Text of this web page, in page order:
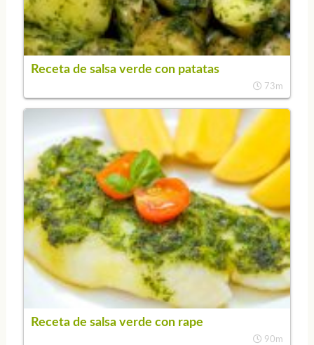
Receta de salsa verde con patatas
73m
Receta de salsa verde con rape
90m